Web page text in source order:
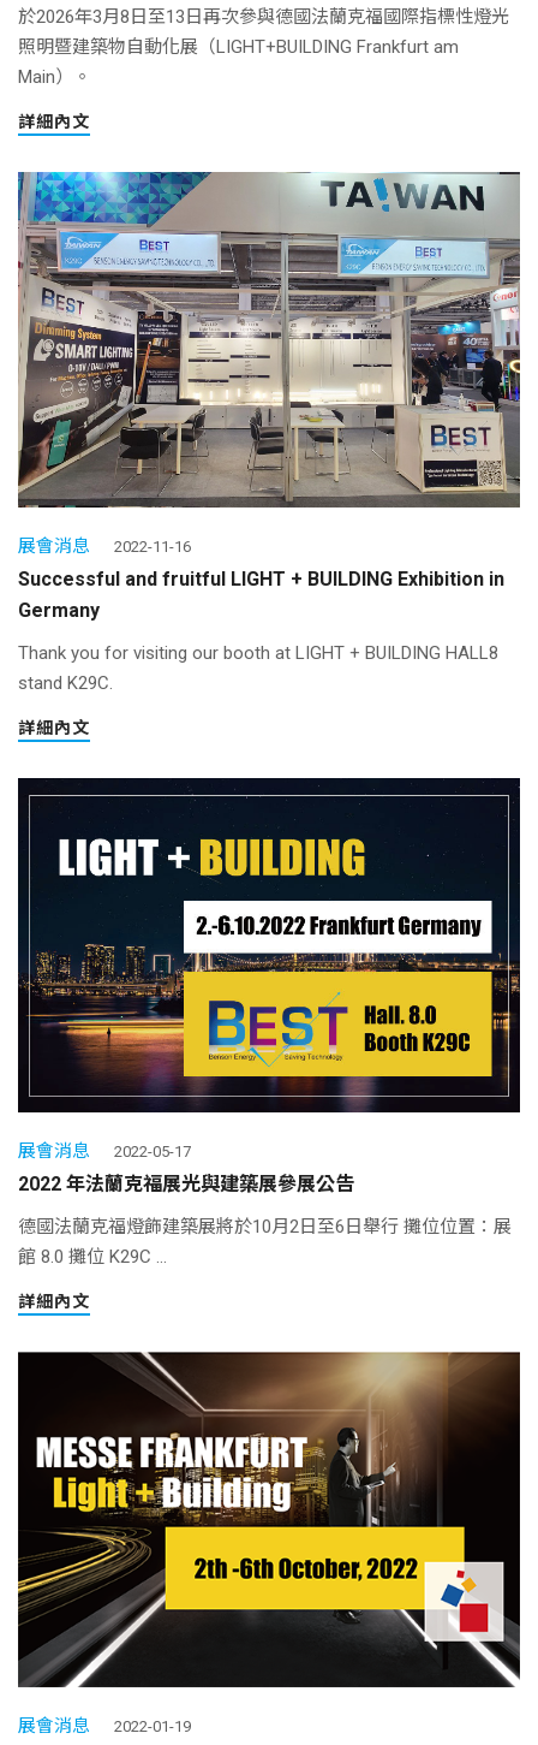
於2026年3月8日至13日再次參與德國法蘭克福國際指標性燈光
照明暨建築物自動化展（LIGHT+BUILDING Frankfurt am
Main）。
詳細內文
展會消息 2022-11-16
Successful and fruitful LIGHT + BUILDING Exhibition in
Germany
Thank you for visiting our booth at LIGHT + BUILDING HALL8
stand K29C.
詳細內文
展會消息 2022-05-17
2022 年法蘭克福展光與建築展參展公告
德國法蘭克福燈飾建築展將於10月2日至6日舉行 攤位位置：展
館 8.0 攤位 K29C ...
詳細內文
展會消息 2022-01-19